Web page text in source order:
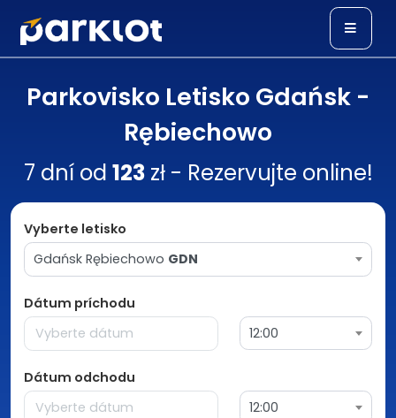
Parkovisko Letisko Gdańsk -
Rębiechowo
7 dní od 123 zł - Rezervujte online!
Vyberte letisko
Gdańsk Rębiechowo GDN
Dátum príchodu
12:00
Dátum odchodu
12:00